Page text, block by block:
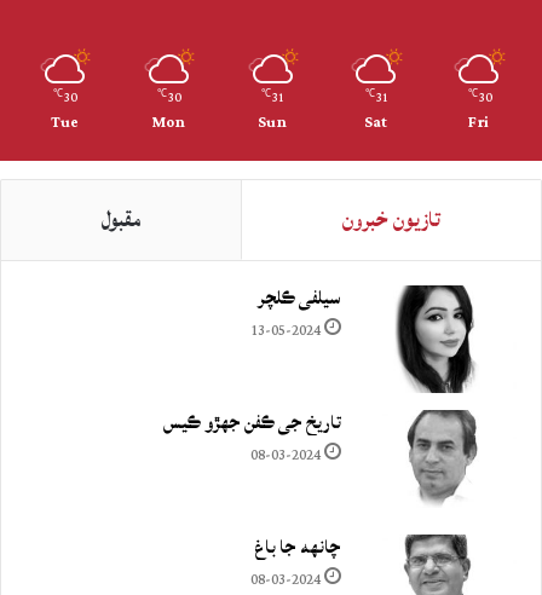
30
℃
Fri
31
℃
Sat
31
℃
Sun
30
℃
Mon
30
℃
Tue
تازيون خبرون مقبول
سيلفي ڪلچر
13-05-2024
تاريخ جي ڪفن جھڙو ڪيس
08-03-2024
چانهه جا باغ
08-03-2024